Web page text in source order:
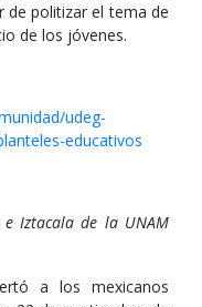
de politizar el tema de
de los jóvenes.
udeg-
educativos
e Iztacala de la UNAM
a los mexicanos